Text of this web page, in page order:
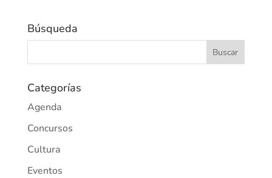
Búsqueda
Categorías
Agenda
Concursos
Cultura
Eventos